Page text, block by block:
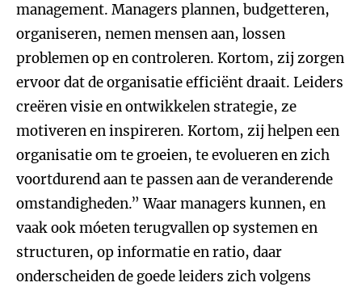
management. Managers plannen, budgetteren,
organiseren, nemen mensen aan, lossen
problemen op en controleren. Kortom, zij zorgen
ervoor dat de organisatie efficiënt draait. Leiders
creëren visie en ontwikkelen strategie, ze
motiveren en inspireren. Kortom, zij helpen een
organisatie om te groeien, te evolueren en zich
voortdurend aan te passen aan de veranderende
omstandigheden.” Waar managers kunnen, en
vaak ook móeten terugvallen op systemen en
structuren, op informatie en ratio, daar
onderscheiden de goede leiders zich volgens